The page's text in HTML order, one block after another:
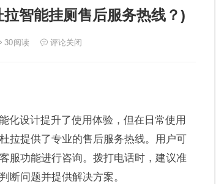
智能挂厕售后服务热线？)
30阅读 评论关闭
化设计提升了使用体验，但在日常使用
拉提供了专业的售后服务热线。用户可
服功能进行咨询。拨打电话时，建议准
断问题并提供解决方案。